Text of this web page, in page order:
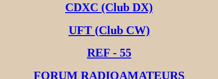
CDXC (Club DX)
UFT (Club CW)
REF - 55
FORUM RADIOAMATEURS